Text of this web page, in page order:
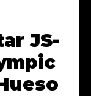
JS-